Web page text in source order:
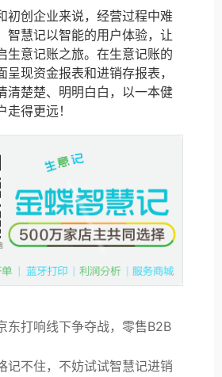
初创企业来说，经营过程中难
智慧记以智能的用户体验，让
生意记账之旅。在生意记账的
呈现资金报表和进销存报表，
清楚楚、明明白白，以一本健
得更远！
东打响线下争夺战，零售B2B
记不住，不妨试试智慧记进销